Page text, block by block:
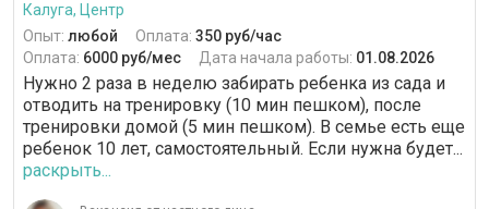
Калуга, Центр
Опыт: любой Оплата: 350 руб/час
Оплата: 6000 руб/мес Дата начала работы: 01.08.2026
Нужно 2 раза в неделю забирать ребенка из сада и
отводить на тренировку (10 мин пешком), после
тренировки домой (5 мин пешком). В семье есть еще
ребенок 10 лет, самостоятельный. Если нужна будет...
раскрыть...